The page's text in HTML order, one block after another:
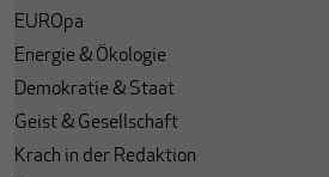
EUROpa
Energie & Ökologie
Demokratie & Staat
Geist & Gesellschaft
Krach in der Redaktion